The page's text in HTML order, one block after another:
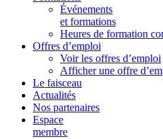
Événements
et formations
Heures de formation
Offres d’emploi
Voir les offres d’emploi
Afficher une offre
Le faisceau
Actualités
Nos partenaires
Espace
membre